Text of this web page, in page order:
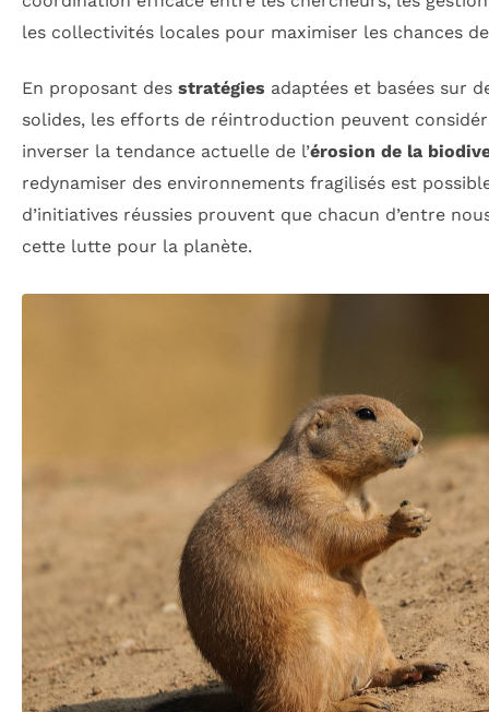
les collectivités locales pour maximiser les chances
En proposant des stratégies adaptées et basées sur
solides, les efforts de réintroduction peuvent
inverser la tendance actuelle de l’érosion de la
redynamiser des environnements fragilisés est
d’initiatives réussies prouvent que chacun d’entre
cette lutte pour la planète.